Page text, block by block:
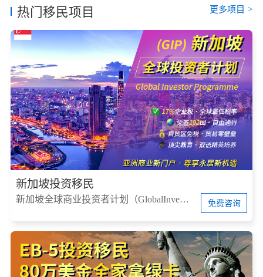
热门移民项目 更多项目 >
新加坡投资移民
新加坡全球商业投资者计划（GlobalInvestorProgram，简称GIP） 免费咨询